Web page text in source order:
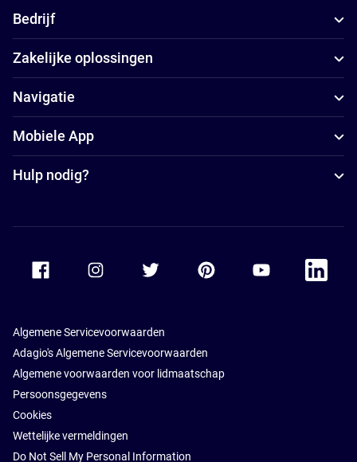
Bedrijf
Zakelijke oplossingen
Navigatie
Mobiele App
Hulp nodig?
Accor Youtube
Accor
Algemene Servicevoorwaarden
Adagio's Algemene Servicevoorwaarden
Algemene voorwaarden voor lidmaatschap
Persoonsgegevens
Cookies
Wettelijke vermeldingen
Do Not Sell My Personal Information